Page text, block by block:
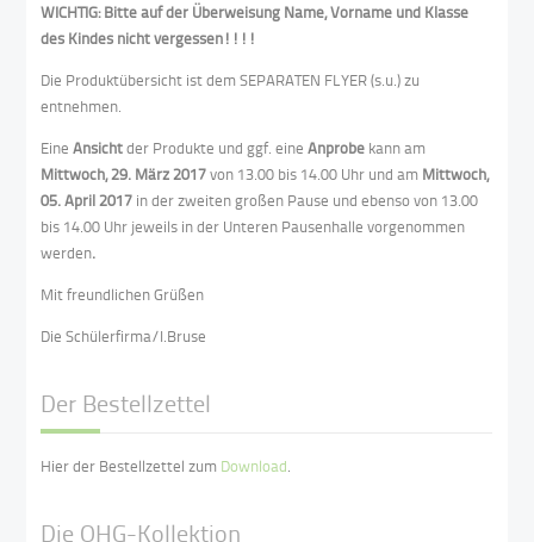
WICHTIG: Bitte auf der Überweisung Name, Vorname und Klasse
des Kindes nicht vergessen!!!!
Die Produktübersicht ist dem SEPARATEN FLYER (s.u.) zu
entnehmen.
Eine Ansichtder Produkte und ggf. eine Anprobe kann am
Mittwoch, 29. März 2017von 13.00 bis 14.00 Uhr und am Mittwoch,
05. April 2017 in der zweiten großen Pause und ebenso von 13.00
bis 14.00 Uhr jeweils in der Unteren Pausenhalle vorgenommen
werden.
Mit freundlichen Grüßen
Die Schülerfirma/I.Bruse
Der Bestellzettel
Hier der Bestellzettel zum Download.
Die OHG-Kollektion